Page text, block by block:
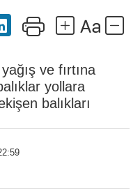
ve fırtına
yollara
balıkları